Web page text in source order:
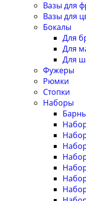
Вазы для
Вазы для
Бокалы
Для
Для
Для
Фужеры
Рюмки
Стопки
Наборы